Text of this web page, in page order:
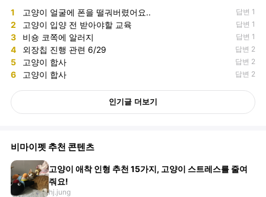
1 고양이 얼굴에 폰을 떨궈버렸어요.. 답변 1
2 고양이 입양 전 받아야할 교육 답변 1
3 비숑 코쪽에 알러지 답변 1
4 외장칩 진행 관련 6/29 답변 2
5 고양이 합사 답변 2
6 고양이 합사 답변 2
인기글 더보기
비마이펫 추천 콘텐츠
고양이 애착 인형 추천 15가지, 고양이 스트레스를 줄여
줘요!
hj.jung